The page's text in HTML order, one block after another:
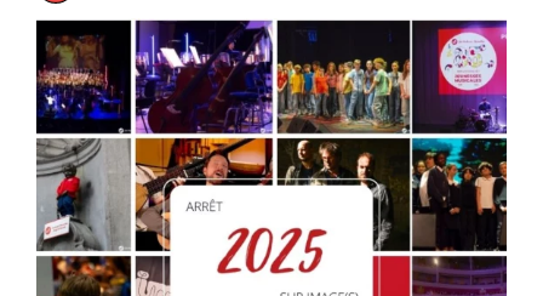
2025 Une année de découvertes, d`étonnements, ...